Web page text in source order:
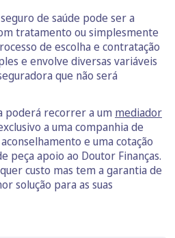
de saúde pode ser a
tratamento ou simplesmente
de escolha e contratação
e envolve diversas variáveis
que não será
poderá recorrer a um mediador
a uma companhia de
e uma cotação
peça apoio ao Doutor Finanças.
custo mas tem a garantia de
solução para as suas